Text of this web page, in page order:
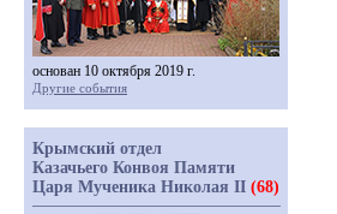
основан 10 октября 2019 г.
Другие события
Крымский отдел
Казачьего Конвоя Памяти
Царя Мученика Николая II (68)